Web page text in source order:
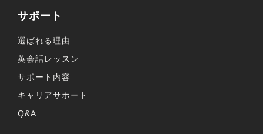
サポート
選ばれる理由
英会話レッスン
サポート内容
キャリアサポート
Q&A